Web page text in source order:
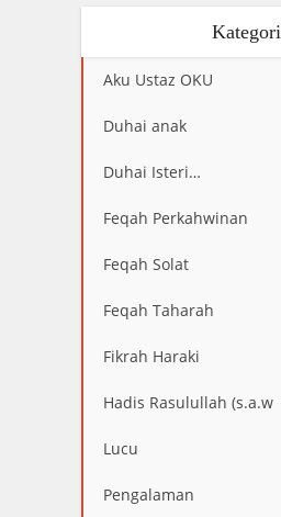
Kategori
Aku Ustaz OKU
Duhai anak
Duhai Isteri…
Feqah Perkahwinan
Feqah Solat
Feqah Taharah
Fikrah Haraki
Hadis Rasulullah (s.a.w
Lucu
Pengalaman